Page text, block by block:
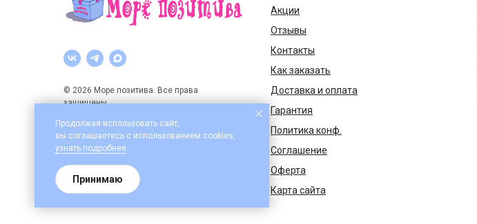
Продолжая использовать сайт,
вы соглашаетесь с использованием cookies,
узнать подробнее
Принимаю
© 2026 Море позитива. Все права
защищены.
Акции
Отзывы
Контакты
Как заказать
Доставка и оплата
Гарантия
Политика конф.
Соглашение
Оферта
Карта сайта